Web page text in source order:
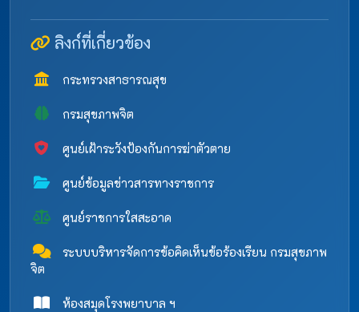
ลิงก์ที่เกี่ยวข้อง
กระทรวงสาธารณสุข
กรมสุขภาพจิต
ศูนย์เฝ้าระวังป้องกันการฆ่าตัวตาย
ศูนย์ข้อมูลข่าวสารทางราชการ
ศูนย์ราชการใสสะอาด
ระบบบริหารจัดการข้อคิดเห็นข้อร้องเรียน กรมสุขภาพ
จิต
ห้องสมุดโรงพยาบาล ฯ